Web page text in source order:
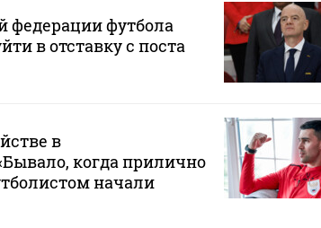
федерации футбола
в отставку с поста
в
когда прилично
начали